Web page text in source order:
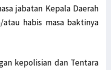
jabatan Kepala Daerah
habis masa baktinya
kepolisian dan Tentara